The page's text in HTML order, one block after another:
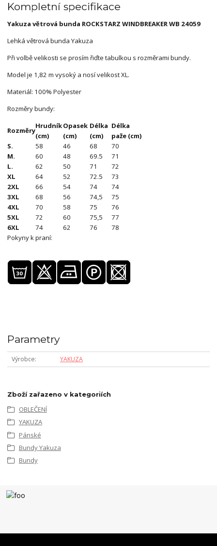
Kompletní specifikace
Yakuza větrová bunda ROCKSTARZ WINDBREAKER WB 24059
Lehká větrová bunda Yakuza
Při volbě velikosti se prosím řiďte tabulkou s rozměrami bundy.
Model je 1,82 m vysoký a nosí velikost XL.
Materiál: 100% Polyester
Rozměry bundy:
Rozměry
Hrudník
(cm)
Opasek
(cm)
Délka
(cm)
Délka
paže (cm)
S.
58 46 68
70
M.
60 48 69.5
71
L.
62 50 71
72
XL
64 52 72.5
73
2XL
66 54 74
74
3XL
68 56 74,5
75
4XL
70 58 75
76
5XL
72 60 75,5
77
6XL
74 62 76
78
Pokyny k praní:
Parametry
Výrobce YAKUZA
Zboží zařazeno v kategoriích
OBLEČENÍ
YAKUZA
Pánské
Bundy Yakuza
Bundy